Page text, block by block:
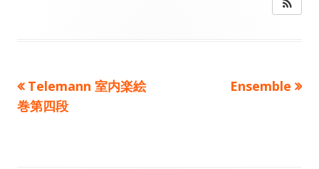
投前
の
Telemann 室内楽絵
巻第四段
次
Ensemble